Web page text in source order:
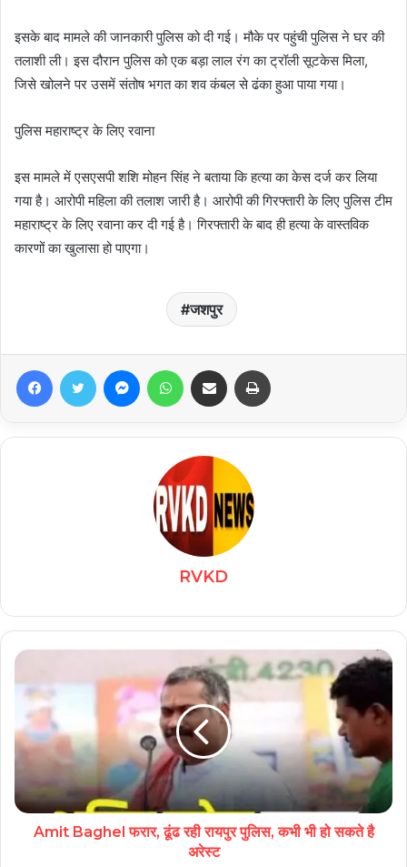
इसके बाद मामले की जानकारी पुलिस को दी गई। मौके पर पहुंची पुलिस ने घर की
तलाशी ली। इस दौरान पुलिस को एक बड़ा लाल रंग का ट्रॉली सूटकेस मिला,
जिसे खोलने पर उसमें संतोष भगत का शव कंबल से ढंका हुआ पाया गया।
पुलिस महाराष्ट्र के लिए रवाना
इस मामले में एसएसपी शशि मोहन सिंह ने बताया कि हत्या का केस दर्ज कर लिया
गया है। आरोपी महिला की तलाश जारी है। आरोपी की गिरफ्तारी के लिए पुलिस टीम
महाराष्ट्र के लिए रवाना कर दी गई है। गिरफ्तारी के बाद ही हत्या के वास्तविक
कारणों का खुलासा हो पाएगा।
जशपुर
FacebookTwitter MessengerWhatsAppShare via Email
RVKD
Amit Baghel फरार, ढूंढ रही रायपुर पुलिस, कभी भी हो सकते है
अरेस्ट